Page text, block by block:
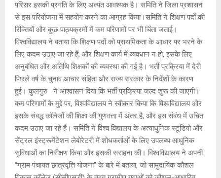
परिसर इसकी प्रगति के लिए अत्यंत आवश्यक है। समिति ने जिला प्रशासन
से इस परियोजना में सहयोग करने का आग्रह किया।समिति ने शिक्षण पदों की
रिक्तियों और कुछ पाठ्यक्रमों में कम परिणामों पर भी चिंता जताई।
विश्वविद्यालय ने बताया कि शिक्षण पदों को प्राथमिकता के आधार पर भरने के
लिए कदम उठाए जा रहे हैं, और शिक्षण कार्य में व्यवधान न हो, इसके लिए
अनुबंधित और अतिथि शिक्षकों की व्यवस्था की गई है। भर्ती प्रक्रिया में देरी
पिछले वर्ष के चुनाव आचार संहिता और राज्य सरकार के निर्देशों के कारण
हुई। कुलगुरु ने आश्वासन दिया कि भर्ती प्रक्रिया जल्द शुरू की जाएगी।
कम परिणामों के मुद्दे पर, विश्वविद्यालय ने स्वीकार किया कि विश्वविद्यालय और
इसके संबद्ध कॉलेजों की शिक्षा की गुणवत्ता में अंतर है, और इस संबंध में उचित
कदम उठाए जा रहे हैं। समिति ने विश्व विद्यालय के अत्याधुनिक स्टूडियो और
सेंट्रल इंस्ट्रूमेंटेशन लेबोरेटरी में शोधकर्ताओं के लिए उपलब्ध आधुनिक
सुविधाओं का निरीक्षण किया और इसकी सराहना की। विश्वविद्यालय ने अपनी
“ग्राम पंचायत छात्रवृत्ति योजना” के बारे में बताया, जो सामुदायिक कौशल